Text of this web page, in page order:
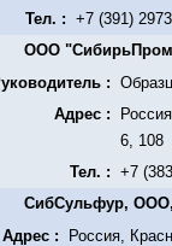
Тел. : +7 (391)
ООО
:
Адрес :
6, 108
Тел. : +7
СибСульфур, ООО,
Адрес :
Россия,